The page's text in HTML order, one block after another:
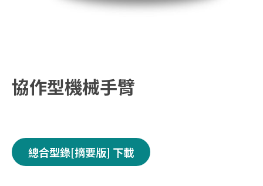
協作型機械手臂
總合型錄[摘要版] 下載